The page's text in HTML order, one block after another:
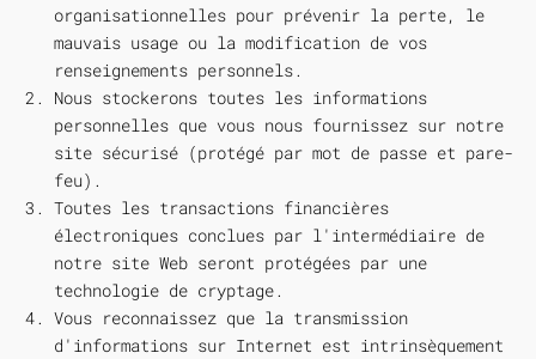
organisationnelles pour prévenir la perte, le
mauvais usage ou la modification de vos
renseignements personnels.
Nous stockerons toutes les informations
personnelles que vous nous fournissez sur notre
site sécurisé (protégé par mot de passe et pare-
feu).
Toutes les transactions financières
électroniques conclues par l'intermédiaire de
notre site Web seront protégées par une
technologie de cryptage.
Vous reconnaissez que la transmission
d'informations sur Internet est intrinsèquement